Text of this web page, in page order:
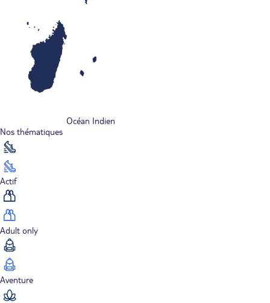
Océan Indien
Nos thématiques
Actif
Adult only
Aventure